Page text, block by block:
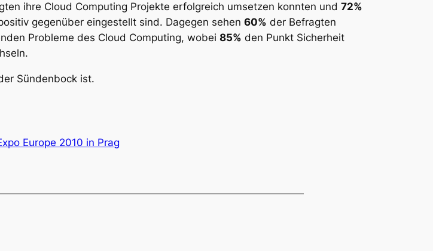
ihre Cloud Computing Projekte erfolgreich umsetzen konnten und 72%
gegenüber eingestellt sind. Dagegen sehen 60% der Befragten
Probleme des Cloud Computing, wobei 85% den Punkt Sicherheit
Sündenbock ist.
Europe 2010 in Prag